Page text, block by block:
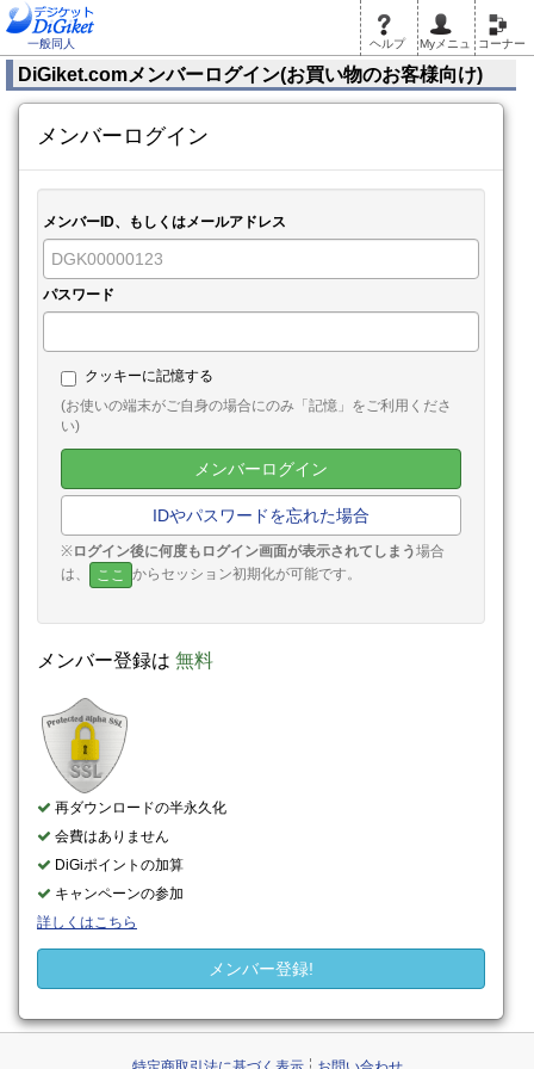
一般同人 ヘルプ Myメニュ コーナー
DiGiket.comメンバーログイン(お買い物のお客様向け)
メンバーログイン
メンバーID、もしくはメールアドレス
パスワード
クッキーに記憶する
(お使いの端末がご自身の場合にのみ「記憶」をご利用くださ
い)
メンバーログイン
IDやパスワードを忘れた場合
※ログイン後に何度もログイン画面が表示されてしまう場合
は、
ここ からセッション初期化が可能です。
メンバー登録は 無料
再ダウンロードの半永久化
会費はありません
DiGiポイントの加算
キャンペーンの参加
詳しくはこちら
メンバー登録!